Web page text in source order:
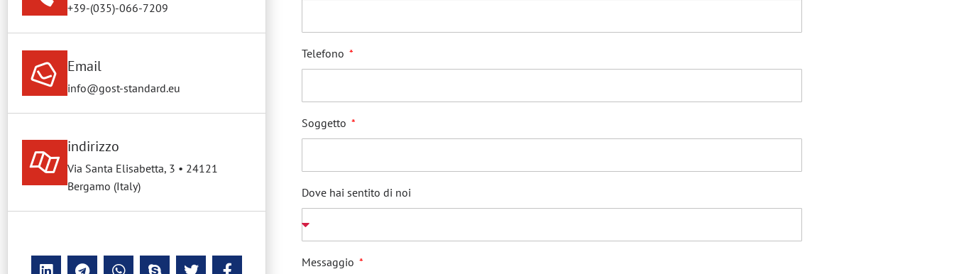
+39-(035)-066-7209
Email
info@gost-standard.eu
indirizzo
Via Santa Elisabetta, 3 • 24121
Bergamo (Italy)
Telefono
Soggetto
Dove hai sentito di noi
Messaggio